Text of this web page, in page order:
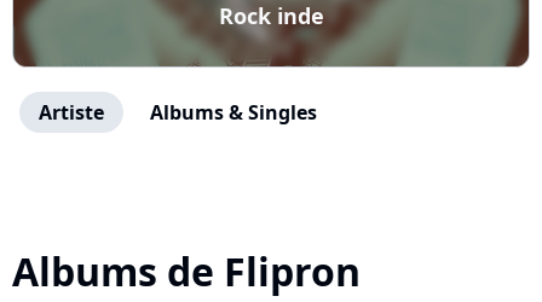
Rock inde
Artiste Albums & Singles
Albums de Flipron